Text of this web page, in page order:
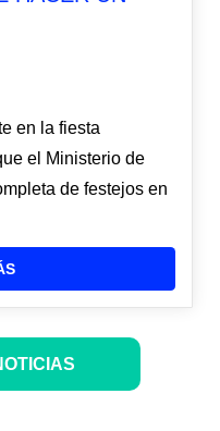
en la fiesta
el Ministerio de
de festejos en